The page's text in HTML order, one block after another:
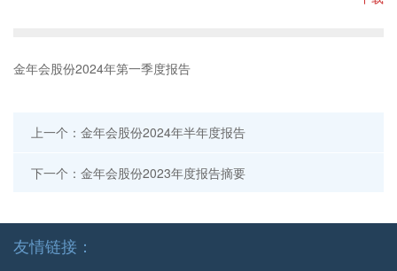
金年会股份2024年第一季度报告
上一个：金年会股份2024年半年度报告
下一个：金年会股份2023年度报告摘要
友情链接：